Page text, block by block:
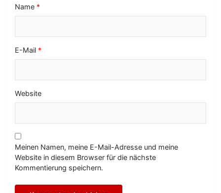
Name *
E-Mail *
Website
Meinen Namen, meine E-Mail-Adresse und meine
Website in diesem Browser für die nächste
Kommentierung speichern.